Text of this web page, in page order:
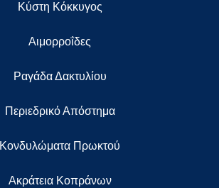
Κύστη Κόκκυγος
Αιμορροΐδες
Ραγάδα Δακτυλίου
Περιεδρικό Απόστημα
Κονδυλώματα Πρωκτού
Ακράτεια Κοπράνων